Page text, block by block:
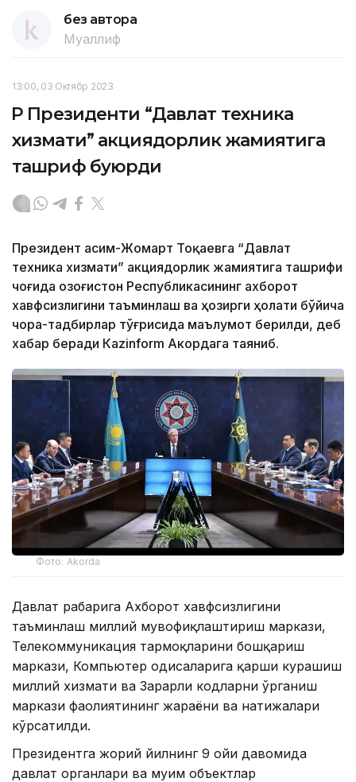
без автора
Муаллиф
13:00, 03 Октябр 2023
ҚР Президенти “Давлат техника
хизмати” акциядорлик жамиятига
ташриф буюрди
Президент Қасим-Жомарт Тоқаевга “Давлат
техника хизмати” акциядорлик жамиятига ташрифи
чоғида Қозоғистон Республикасининг ахборот
хавфсизлигини таъминлаш ва ҳозирги ҳолати бўйича
чора-тадбирлар тўғрисида маълумот берилди, деб
хабар беради Каzinform Акордага таяниб.
Фото: Akorda
Давлат раҳбарига Ахборот хавфсизлигини
таъминлаш миллий мувофиқлаштириш маркази,
Телекоммуникация тармоқларини бошқариш
маркази, Компьютер ҳодисаларига қарши курашиш
миллий хизмати ва Зарарли кодларни ўрганиш
маркази фаолиятининг жараёни ва натижалари
кўрсатилди.
Президентга жорий йилнинг 9 ойи давомида
давлат органлари ва муҳим объектлар